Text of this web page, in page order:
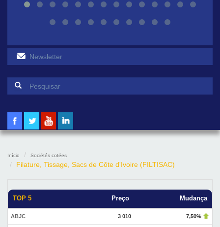
Formulário de pesquisa
Início Sociétés cotées
Filature, Tissage, Sacs de Côte d'Ivoire (FILTISAC)
TOP 5 Preço Mudança
ABJC 3 010 7,50%